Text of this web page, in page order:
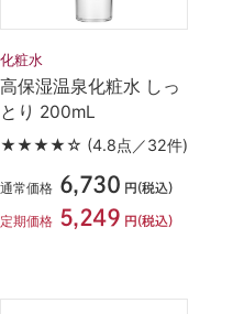
化粧水
高保湿温泉化粧水 しっ
とり 200mL
★★★★☆ (4.8点／32件)
通常価格 6,730 円(税込)
定期価格 5,249 円(税込)